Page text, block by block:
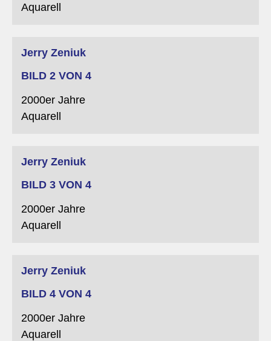
Aquarell
Jerry Zeniuk
BILD 2 VON 4
2000er Jahre
Aquarell
Jerry Zeniuk
BILD 3 VON 4
2000er Jahre
Aquarell
Jerry Zeniuk
BILD 4 VON 4
2000er Jahre
Aquarell